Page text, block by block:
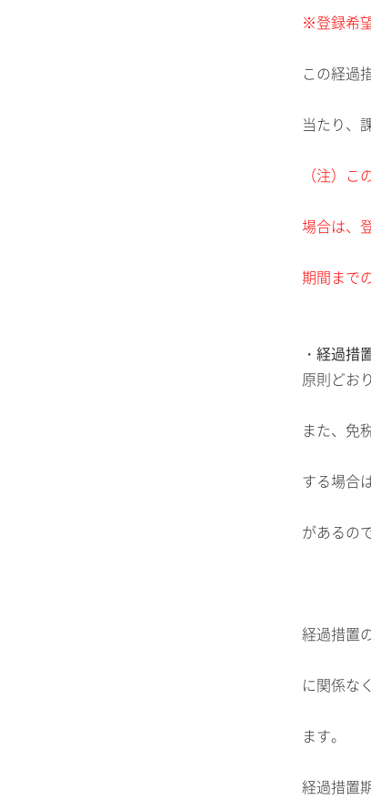
※登録希
この経過
当たり、
（注）
場合は、
期間まで
・経過措
原則どお
また、免
する場合
があるの
経過措置
に関係な
ます。
経過措置